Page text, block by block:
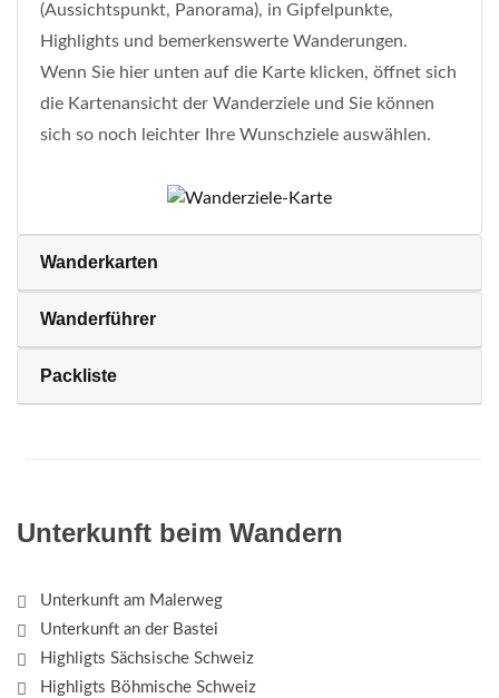
(Aussichtspunkt, Panorama), in Gipfelpunkte,
Highlights und bemerkenswerte Wanderungen.
Wenn Sie hier unten auf die Karte klicken, öffnet sich
die Kartenansicht der Wanderziele und Sie können
sich so noch leichter Ihre Wunschziele auswählen.
Wanderkarten
Wanderführer
Packliste
Unterkunft beim Wandern
Unterkunft am Malerweg
Unterkunft an der Bastei
Highligts Sächsische Schweiz
Highligts Böhmische Schweiz